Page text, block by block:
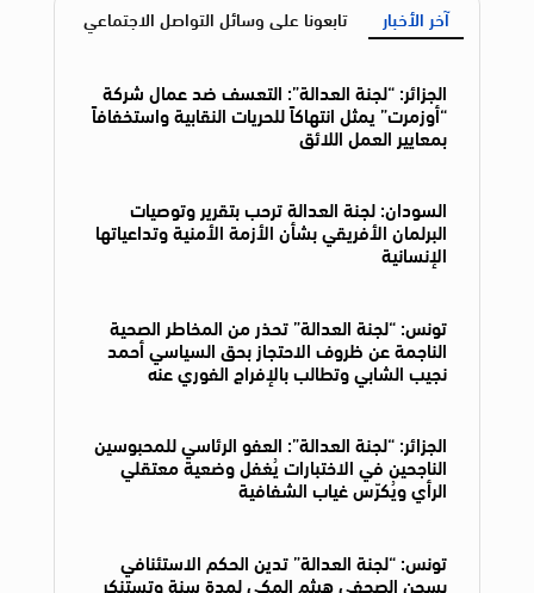
آخر الأخبار تابعونا على وسائل التواصل الاجتماعي
الجزائر: “لجنة العدالة”: التعسف ضد عمال شركة
“أوزمرت” يمثل انتهاكاً للحريات النقابية واستخفافاً
بمعايير العمل اللائق
السودان: لجنة العدالة ترحب بتقرير وتوصيات
البرلمان الأفريقي بشأن الأزمة الأمنية وتداعياتها
الإنسانية
تونس: “لجنة العدالة” تحذر من المخاطر الصحية
الناجمة عن ظروف الاحتجاز بحق السياسي أحمد
نجيب الشابي وتطالب بالإفراج الفوري عنه
الجزائر: “لجنة العدالة”: العفو الرئاسي للمحبوسين
الناجحين في الاختبارات يُغفل وضعية معتقلي
الرأي ويُكرّس غياب الشفافية
تونس: “لجنة العدالة” تدين الحكم الاستئنافي
بسجن الصحفي هيثم المكي لمدة سنة وتستنكر